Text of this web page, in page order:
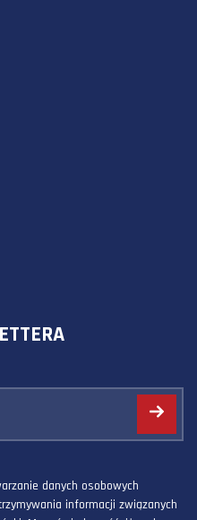
danych osobowych
informacji związanych